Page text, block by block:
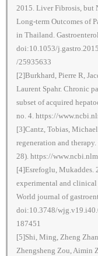
2015. Liver Fibrosis, but
Long-term Outcomes of
in Thailand.
doi:10.1053/
/25935633
[2]Burkhard, Pierre R,
Laurent Spahr. Chronic
subset of acquired
no. 4. https://
[3]Cantz, Tobias,
regeneration and
28). https://
[4]Esrefoglu, Mukaddes.
experimental and
World journal of
doi:10.3748/
187451
[5]Shi, Ming, Zheng
Zhengsheng Zou, Aimin